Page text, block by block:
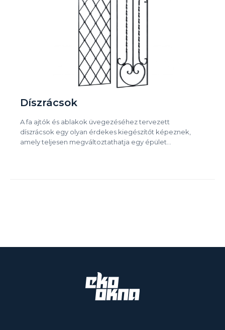
Díszrácsok
A fa ajtók és ablakok üvegezéséhez tervezett
díszrácsok egy olyan érdekes kiegészítőt képeznek,
amely teljesen megváltoztathatja egy épület…